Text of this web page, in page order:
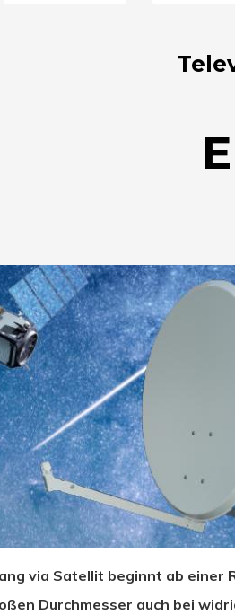
Suchen oder ESC zum Schließen.
via Satellit beginnt ab einer
Durchmesser auch bei